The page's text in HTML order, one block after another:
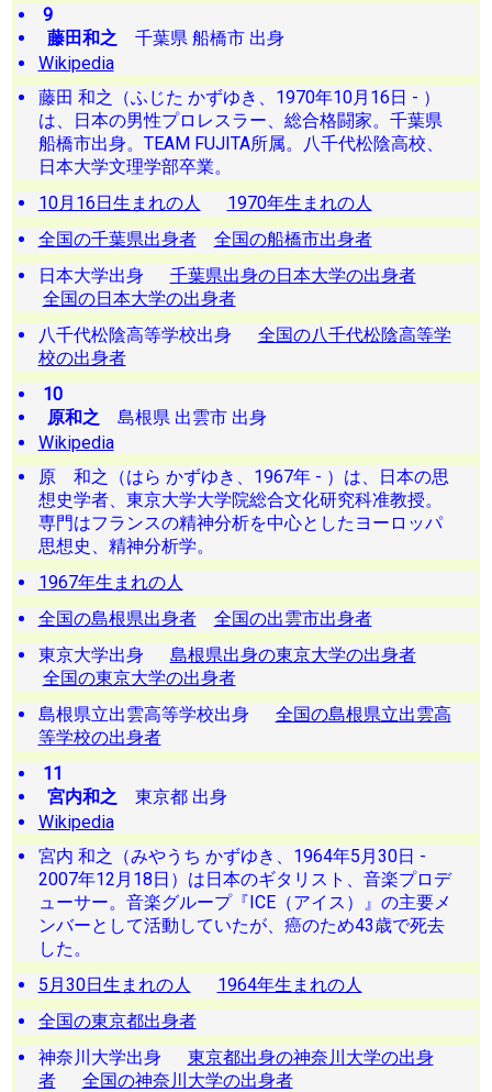
9
藤田和之 千葉県 船橋市 出身
Wikipedia
藤田 和之（ふじた かずゆき、1970年10月16日 - ）
は、日本の男性プロレスラー、総合格闘家。千葉県
船橋市出身。TEAM FUJITA所属。八千代松陰高校、
日本大学文理学部卒業。
10月16日生まれの人
1970年生まれの人
全国の千葉県出身者
全国の船橋市出身者
日本大学出身 千葉県出身の日本大学の出身者
全国の日本大学の出身者
八千代松陰高等学校出身 全国の八千代松陰高等学
校の出身者
10
原和之 島根県 出雲市 出身
Wikipedia
原 和之（はら かずゆき、1967年 - ）は、日本の思
想史学者、東京大学大学院総合文化研究科准教授。
専門はフランスの精神分析を中心としたヨーロッパ
思想史、精神分析学。
1967年生まれの人
全国の島根県出身者
全国の出雲市出身者
東京大学出身 島根県出身の東京大学の出身者
全国の東京大学の出身者
島根県立出雲高等学校出身 全国の島根県立出雲高
等学校の出身者
11
宮内和之 東京都 出身
Wikipedia
宮内 和之（みやうち かずゆき、1964年5月30日 -
2007年12月18日）は日本のギタリスト、音楽プロデ
ューサー。音楽グループ『ICE（アイス）』の主要メ
ンバーとして活動していたが、癌のため43歳で死去
した。
5月30日生まれの人
1964年生まれの人
全国の東京都出身者
神奈川大学出身 東京都出身の神奈川大学の出身
者
全国の神奈川大学の出身者